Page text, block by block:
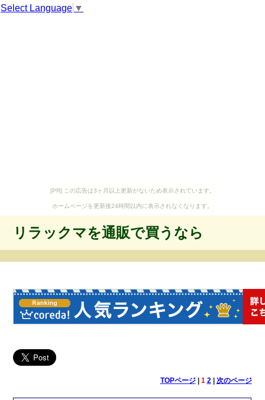
Select Language ▼
[PR] この広告は3ヶ月以上更新がないため表示されています。
ホームページを更新後24時間以内に表示されなくなります。
リラックマを通販で買うなら
TOPページ| 1 2| 次のページ